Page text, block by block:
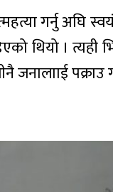
गर्नु अघि
थियो ।
जनालााई पक्राउ